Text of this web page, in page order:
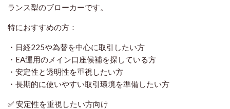
ランス型のブローカーです。
特におすすめの方：
・日経225や為替を中心に取引したい方
・EA運用のメイン口座候補を探している方
・安定性と透明性を重視したい方
・長期的に使いやすい取引環境を準備したい方
✅ 安定性を重視したい方向け